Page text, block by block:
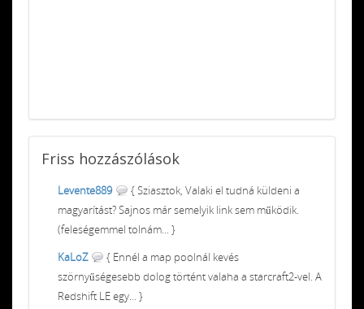
Friss hozzászólások
Levente889
{ Sziasztok, Valaki el tudná küldeni a
magyarítást? Sajnos már semelyik link sem működik.
(feleségemmel tolnám... }
KaLoZ
{ Ennél a map poolnál kevés
szörnyűségesebb dolog történt valaha a starcraft2-vel. A
Redshift LE egy... }